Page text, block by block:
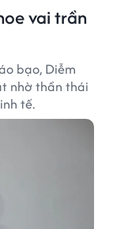
vai trần
bạo, Diễm
nhờ thần thái
tế.